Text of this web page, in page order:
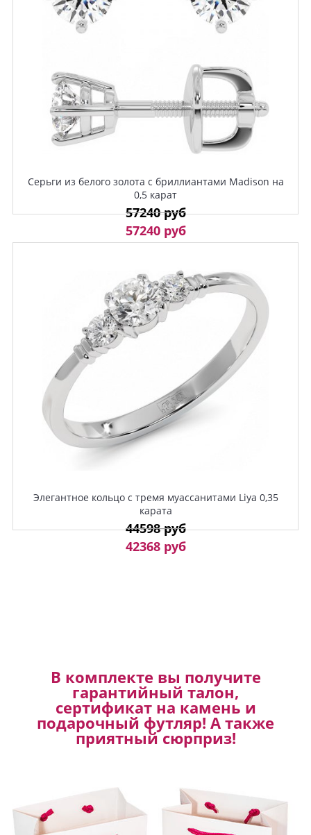
Серьги из белого золота с бриллиантами Madison на
0,5 карат
57240 руб
57240 руб
Элегантное кольцо с тремя муассанитами Liya 0,35
карата
44598 руб
42368 руб
В комплекте вы получите
гарантийный талон,
сертификат на камень и
подарочный футляр! А также
приятный сюрприз!